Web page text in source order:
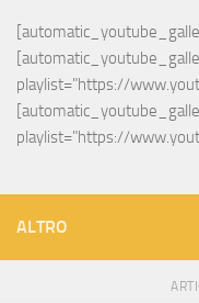
playlist="https://
playlist="https://
ALTRO